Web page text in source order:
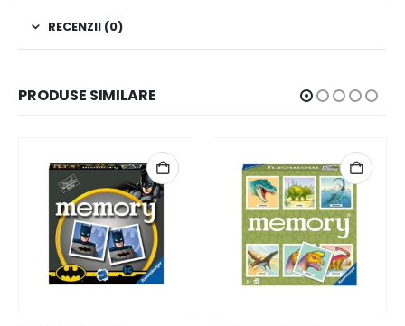
RECENZII (0)
PRODUSE SIMILARE